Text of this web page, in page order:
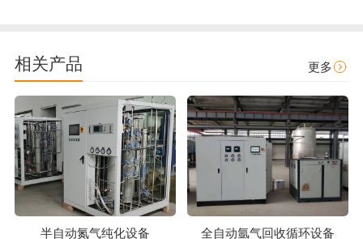
相关产品 更多
半自动氮气纯化设备 全自动氩气回收循环设备